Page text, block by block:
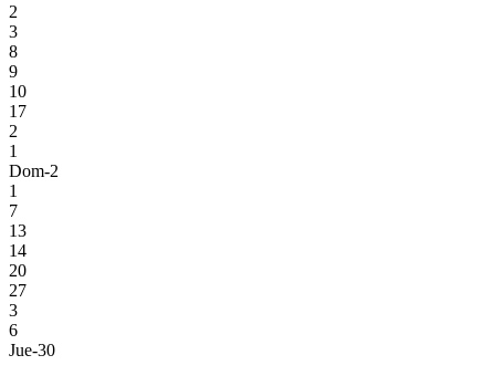
2
3
8
9
10
17
2
1
Dom-2
1
7
13
14
20
27
3
6
Jue-30